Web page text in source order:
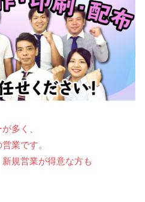
多く、
業です。
規営業が得意な方も